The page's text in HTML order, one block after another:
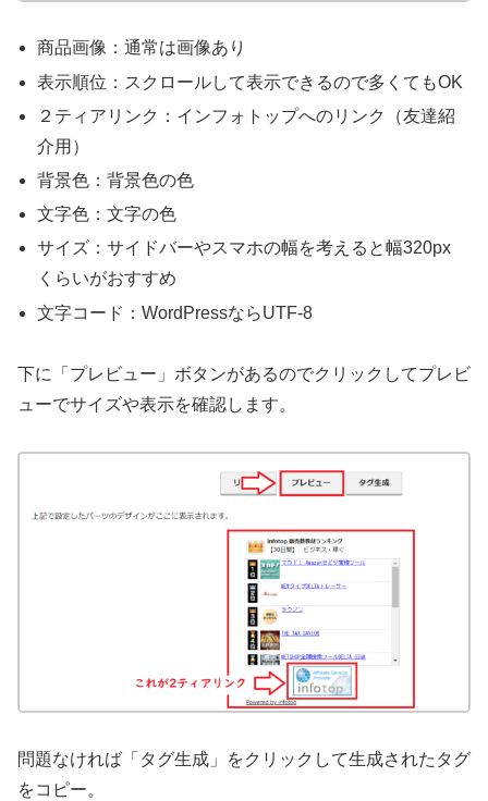
商品画像：通常は画像あり
表示順位：スクロールして表示できるので多くてもOK
２ティアリンク：インフォトップへのリンク（友達紹
介用）
背景色：背景色の色
文字色：文字の色
サイズ：サイドバーやスマホの幅を考えると幅320px
くらいがおすすめ
文字コード：WordPressならUTF-8
下に「プレビュー」ボタンがあるのでクリックしてプレビ
ューでサイズや表示を確認します。
問題なければ「タグ生成」をクリックして生成されたタグ
をコピー。